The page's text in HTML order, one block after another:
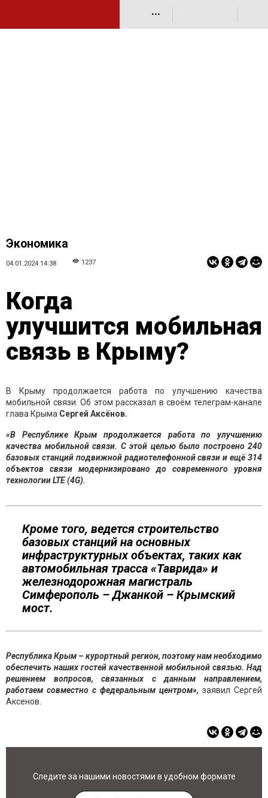
•••
Экономика
04.01.2024 14:38 1237
Когда
улучшится мобильная
связь в Крыму?
В Крыму продолжается работа по улучшению качества
мобильной связи. Об этом рассказал в своём телеграм-канале
глава Крыма Сергей Аксёнов.
«В Республике Крым продолжается работа по улучшению
качества мобильной связи. С этой целью было построено 240
базовых станций подвижной радиотелефонной связи и ещё 314
объектов связи модернизировано до современного уровня
технологии LTE (4G).
Кроме того, ведется строительство
базовых станций на основных
инфраструктурных объектах, таких как
автомобильная трасса «Таврида» и
железнодорожная магистраль
Симферополь – Джанкой – Крымский
мост.
Республика Крым – курортный регион, поэтому нам необходимо
обеспечить наших гостей качественной мобильной связью. Над
решением вопросов, связанных с данным направлением,
работаем совместно с федеральным центром», заявил Сергей
Аксенов.
Следите за нашими новостями в удобном формате